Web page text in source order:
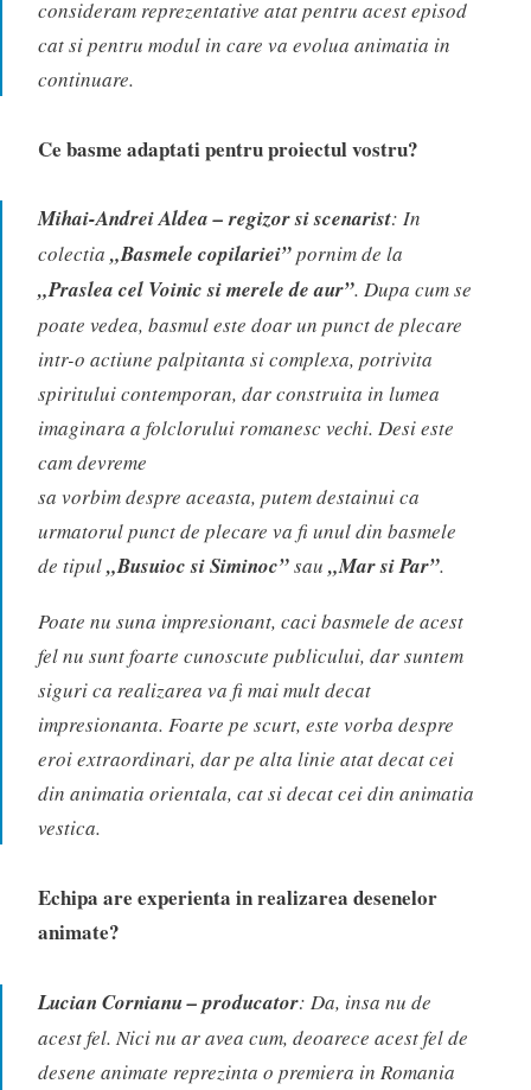
consideram reprezentative atat pentru acest episod
cat si pentru modul in care va evolua animatia in
continuare.
Ce basme adaptati pentru proiectul vostru?
Mihai-Andrei Aldea – regizor si scenarist: In
colectia „Basmele copilariei”pornim de la
„Praslea cel Voinic si merele de aur”. Dupa cum se
poate vedea, basmul este doar un punct de plecare
intr-o actiune palpitanta si complexa, potrivita
spiritului contemporan, dar construita in lumea
imaginara a folclorului romanesc vechi. Desi este
cam devreme
sa vorbim despre aceasta, putem destainui ca
urmatorul punct de plecare va fi unul din basmele
de tipul„Busuioc si Siminoc”sau „Mar si Par”.
Poate nu suna impresionant, caci basmele de acest
fel nu sunt foarte cunoscute publicului, dar suntem
siguri ca realizarea va fi mai mult decat
impresionanta. Foarte pe scurt, este vorba despre
eroi extraordinari, dar pe alta linie atat decat cei
din animatia orientala, cat si decat cei din animatia
vestica.
Echipa are experienta in realizarea desenelor
animate?
Lucian Cornianu – producator: Da, insa nu de
acest fel. Nici nu ar avea cum, deoarece acest fel de
desene animate reprezinta o premiera in Romania